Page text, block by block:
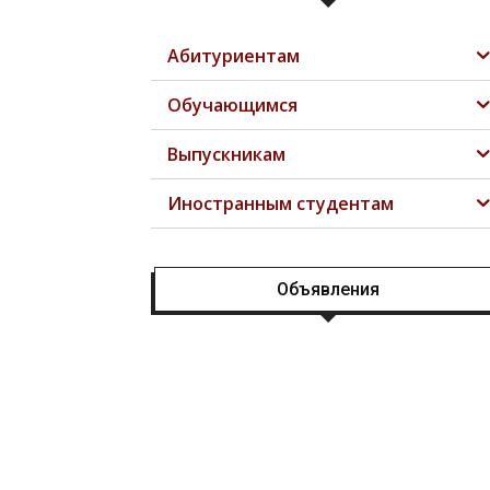
Абитуриентам
Обучающимся
Выпускникам
Иностранным студентам
Объявления